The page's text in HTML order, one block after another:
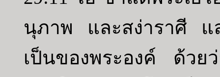
นุภาพ และสง่าราศี แ
เป็นของพระองค์ ด้วย